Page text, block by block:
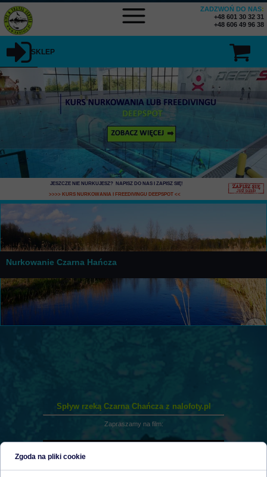
SKLEP
ZADZWOŃ DO NAS:
+48 601 30 32 31
+48 606 49 96 38
JESZCZE NIE NURKUJESZ? NAPISZ DO NAS I ZAPISZ SIĘ!
>>>> KURS NURKOWANIA I FREEDIVINGU DEEPSPOT<<
Nurkowanie Czarna Hańcza
Spływ rzeką Czarna Chańcza z nalofoty.pl
Zapraszamy na film:
Zgoda na pliki cookie